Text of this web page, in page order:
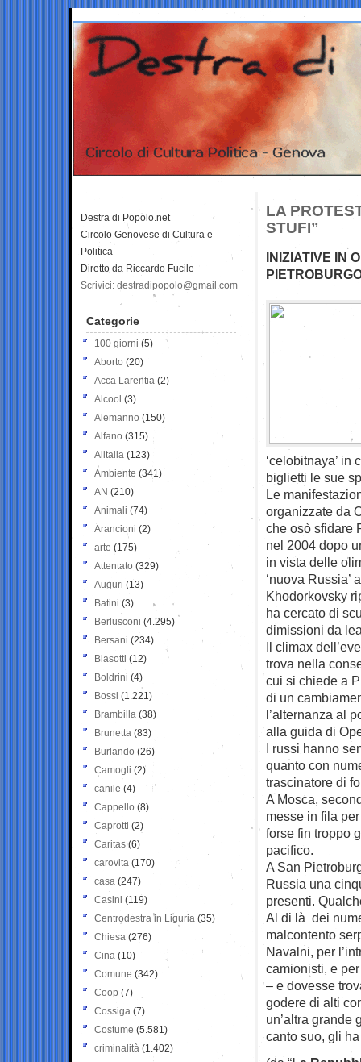
LA
STUFI”
INIZIATIVE IN
‘celobitnaya’
biglietti le sue
Le
organizzate da
che osò sfidare
nel 2004 dopo
in vista delle
‘nuova Russia’
Khodorkovsky
ha cercato di
dimissioni da
Il climax
trova nella
cui si chiede a
di un
l’alternanza al
alla guida di
I russi hanno
quanto con
trascinatore di
A Mosca,
messe in fila
forse fin troppo
pacifico.
A San
Russia una
presenti.
Al di là dei
malcontento
Navalni, per
camionisti, e
– e dovesse
godere di alti
un’altra grande
canto suo, gli
Destra di Popolo.net
Circolo Genovese di Cultura e
Politica
Diretto da Riccardo Fucile
Scrivici: destradipopolo@gmail.com
Categorie
100 giorni (5)
Aborto (20)
Acca Larentia (2)
Alcool (3)
Alemanno (150)
Alfano (315)
Alitalia (123)
Ambiente (341)
AN (210)
Animali (74)
Arancioni (2)
arte (175)
Attentato (329)
Auguri (13)
Batini (3)
Berlusconi (4.295)
Bersani (234)
Biasotti (12)
Boldrini (4)
Bossi (1.221)
Brambilla (38)
Brunetta (83)
Burlando (26)
Camogli (2)
canile (4)
Cappello (8)
Caprotti (2)
Caritas (6)
carovita (170)
casa (247)
Casini (119)
Centrodestra in Liguria (35)
Chiesa (276)
Cina (10)
Comune (342)
Coop (7)
Cossiga (7)
Costume (5.581)
criminalità (1.402)